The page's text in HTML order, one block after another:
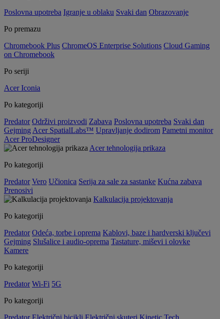
Poslovna upotreba Igranje u oblaku Svaki dan Obrazovanje
Po premazu
Chromebook Plus ChromeOS Enterprise Solutions Cloud Gaming
on Chromebook
Po seriji
Acer Iconia
Po kategoriji
Predator Održivi proizvodi Zabava Poslovna upotreba Svaki dan
Gejming Acer SpatialLabs™ Upravljanje dodirom Pametni monitor
Acer ProDesigner
Acer tehnologija prikaza
Po kategoriji
Predator Vero Učionica Serija za sale za sastanke Kućna zabava
Prenosivi
Kalkulacija projektovanja
Po kategoriji
Predator Odeća, torbe i oprema Kablovi, baze i hardverski ključevi
Gejming Slušalice i audio-oprema Tastature, miševi i olovke
Kamere
Po kategoriji
Predator Wi-Fi 5G
Po kategoriji
Predator Električni bicikli Električni skuteri Kinetic Tech